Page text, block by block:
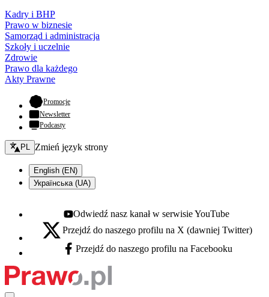
Kadry i BHP
Prawo w biznesie
Samorząd i administracja
Szkoły i uczelnie
Zdrowie
Prawo dla każdego
Akty Prawne
Promocje- otwiera się w nowej karcie
Newsletter
Podcasty
Zmień język - bieżący:
PL Zmień język strony
English (EN)
Українська (UA)
Youtube - otwiera się w nowej karcie
Odwiedź nasz kanał w serwisie YouTube
X - otwiera się w nowej karcie
Przejdź do naszego profilu na X (dawniej Twitter)
Facebook - otwiera się w nowej karcie
Przejdź do naszego profilu na Facebooku